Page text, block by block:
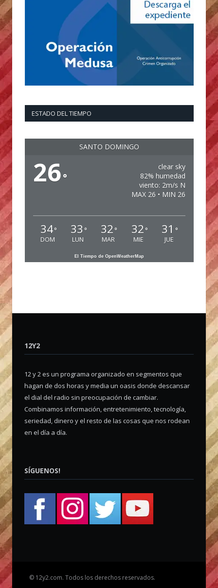
ESTADO DEL TIEMPO
SANTO DOMINGO
26°
clear sky
82% humedad
viento: 2m/s N
MAX 26 • MIN 26
34°
DOM
33 °
LUN
32 °
MAR
32 °
MIE
31 °
JUE
El Tiempo de OpenWeatherMap
12Y2
12 y 2 es un programa organizado en segmentos que
hagan de dos horas y media un oasis donde descansar
el dial del radio sin preocupación de cambiar.
Combinamos información, entretenimiento, tecnología,
seriedad, dinero y el resto de las cosas que nos rodean
en el día a día.
SÍGUENOS!
© 12y2.com. Todos los derechos reservados.